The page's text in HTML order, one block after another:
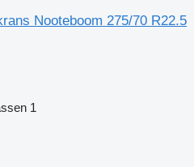
Nooteboom 275/70 R22.5
1